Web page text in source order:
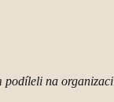
podíleli na organizaci